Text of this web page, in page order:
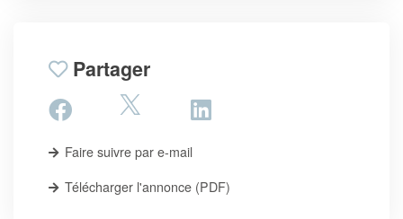
Partager
Faire suivre par e-mail
Télécharger l'annonce (PDF)